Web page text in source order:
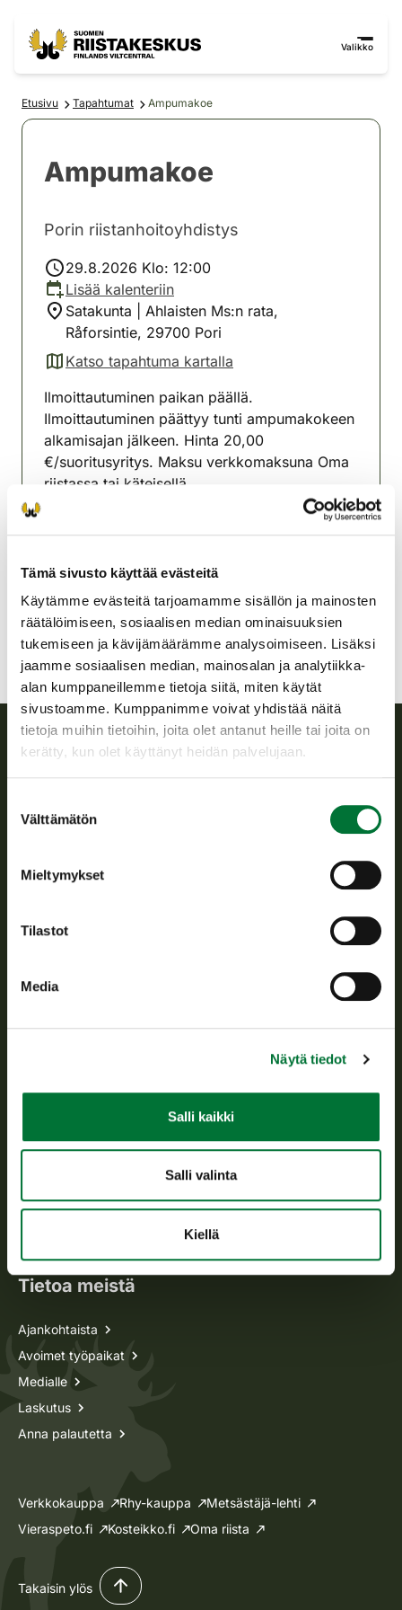
Tämä sivusto käyttää evästeitä
Käytämme evästeitä tarjoamamme sisällön ja mainosten
räätälöimiseen, sosiaalisen median ominaisuuksien
tukemiseen ja kävijämäärämme analysoimiseen. Lisäksi
jaamme sosiaalisen median, mainosalan ja analytiikka-
alan kumppaneillemme tietoja siitä, miten käytät
sivustoamme. Kumppanimme voivat yhdistää näitä
tietoja muihin tietoihin, joita olet antanut heille tai joita on
kerätty, kun olet käyttänyt heidän palvelujaan.
valinta
Välttämätön
Mieltymykset
Tilastot
Media
Näytä tiedot
Salli kaikki
Salli valinta
Kiellä
Valikko
Etusivu Tapahtumat Ampumakoe
Ampumakoe
Porin riistanhoitoyhdistys
29.8.2026 Klo: 12:00
Lisää kalenteriin
Satakunta | Ahlaisten Ms:n rata,
Råforsintie, 29700 Pori
Katso tapahtuma kartalla
(avautuu uuteen välilehteen)
Ilmoittautuminen paikan päällä.
Ilmoittautuminen päättyy tunti ampumakokeen
alkamisajan jälkeen. Hinta 20,00
€/suoritusyritys. Maksu verkkomaksuna Oma
riistassa tai käteisellä.
041 465 6835
Suomen riistakeskus
Suomen riistakeskus edistää kestävää riistataloutta, tukee
riistanhoitoyhdistysten toimintaa ja huolehtii riistapolitiikan
hallintotehtävistä.
Oma riista -asiat
Tietoa meistä
Ajankohtaista
Avoimet työpaikat
Medialle
Laskutus
Anna palautetta
Verkkokauppa Rhy-kauppa
Metsästäjä-lehti
Vieraspeto.fi
Kosteikko.fi Oma riista
Takaisin ylös